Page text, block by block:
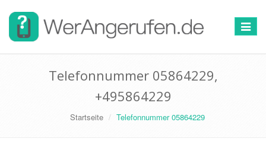
Toggle
Telefonnummer 05864229,
+495864229
Startseite Telefonnummer 05864229